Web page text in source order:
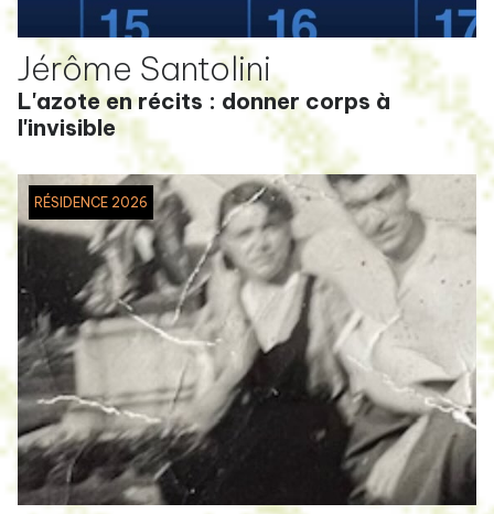
Jérôme Santolini
L'azote en récits : donner corps à
l'invisible
RÉSIDENCE 2026